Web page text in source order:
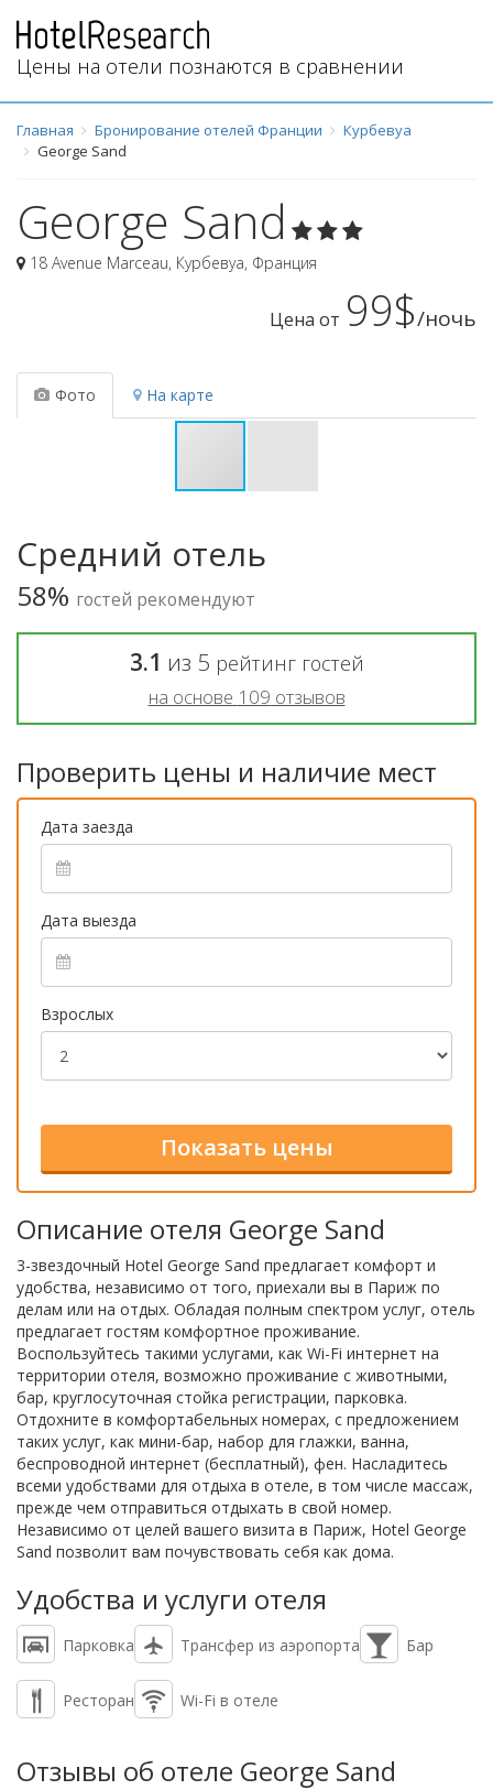
Цены на отели познаются в сравнении
Главная Бронирование отелей Франции
Курбевуа
George Sand
George Sand
18 Avenue Marceau, Курбевуа, Франция
Цена от 99$/ночь
Фото На карте
Средний отель
58% гостей рекомендуют
3.1 из 5 рейтинг гостей
на основе 109 отзывов
Проверить цены и наличие мест
Дата заезда
Дата выезда
Взрослых
Описание отеля George Sand
3-звездочный Hotel George Sand предлагает комфорт и
удобства, независимо от того, приехали вы в Париж по
делам или на отдых. Обладая полным спектром услуг, отель
предлагает гостям комфортное проживание.
Воспользуйтесь такими услугами, как Wi-Fi интернет на
территории отеля, возможно проживание с животными,
бар, круглосуточная стойка регистрации, парковка.
Отдохните в комфортабельных номерах, с предложением
таких услуг, как мини-бар, набор для глажки, ванна,
беспроводной интернет (бесплатный), фен. Насладитесь
всеми удобствами для отдыха в отеле, в том числе массаж,
прежде чем отправиться отдыхать в свой номер.
Независимо от целей вашего визита в Париж, Hotel George
Sand позволит вам почувствовать себя как дома.
Удобства и услуги отеля
Парковка Трансфер из аэропорта Бар
Ресторан Wi-Fi в отеле
Отзывы об отеле George Sand